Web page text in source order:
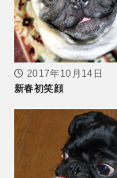
2017年10月14日
新春初笑顔